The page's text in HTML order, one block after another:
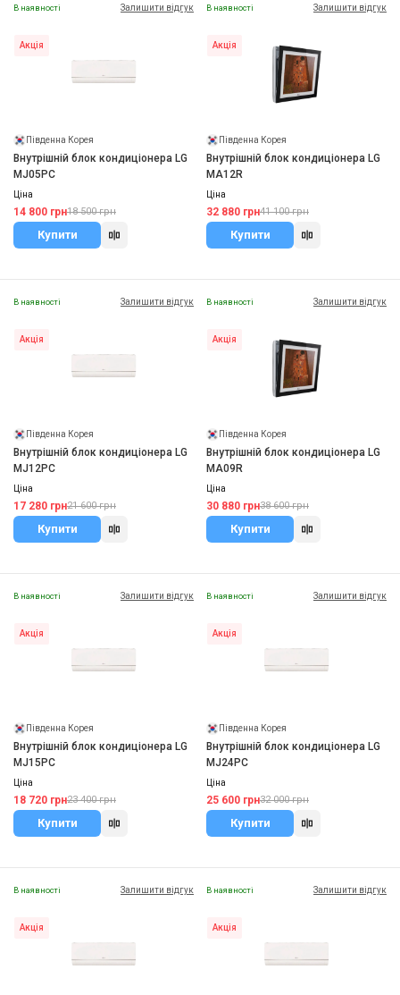
В наявності Залишити відгук
Акція
Південна Корея
Внутрішній блок кондиціонера LG
MJ05PC
Ціна
14 800 грн18 500 грн
Купити
В наявності Залишити відгук
Акція
Південна Корея
Внутрішній блок кондиціонера LG
MA12R
Ціна
32 880 грн41 100 грн
Купити
В наявності Залишити відгук
Акція
Південна Корея
Внутрішній блок кондиціонера LG
MJ12PC
Ціна
17 280 грн21 600 грн
Купити
В наявності Залишити відгук
Акція
Південна Корея
Внутрішній блок кондиціонера LG
MA09R
Ціна
30 880 грн38 600 грн
Купити
В наявності Залишити відгук
Акція
Південна Корея
Внутрішній блок кондиціонера LG
MJ15PC
Ціна
18 720 грн23 400 грн
Купити
В наявності Залишити відгук
Акція
Південна Корея
Внутрішній блок кондиціонера LG
MJ24PC
Ціна
25 600 грн32 000 грн
Купити
В наявності Залишити відгук
Акція
В наявності Залишити відгук
Акція